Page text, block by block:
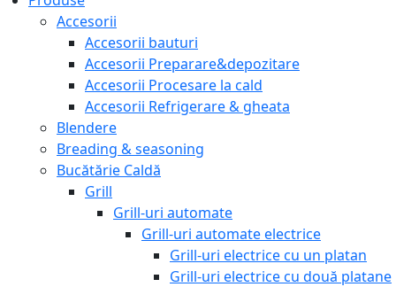
Accesorii
Accesorii bauturi
Accesorii Preparare&depozitare
Accesorii Procesare la cald
Accesorii Refrigerare & gheata
Blendere
Breading & seasoning
Bucătărie Caldă
Grill
Grill-uri automate
Grill-uri automate electrice
Grill-uri electrice cu un platan
Grill-uri electrice cu două platane